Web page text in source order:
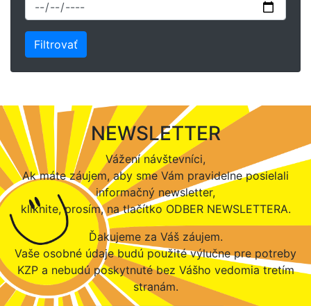
NEWSLETTER
Vážení návštevníci,
Ak máte záujem, aby sme Vám pravidelne posielali
informačný newsletter,
kliknite, prosím, na tlačítko ODBER NEWSLETTERA.
Ďakujeme za Váš záujem.
Vaše osobné údaje budú použité výlučne pre potreby
KZP a nebudú poskytnuté bez Vášho vedomia tretím
stranám.